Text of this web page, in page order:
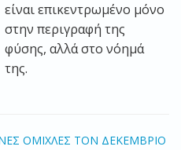
είναι επικεντρωμένο μόνο
στην περιγραφή της
φύσης, αλλά στο νόημά
της.
ΟΜΙΧΛΕΣ ΤΟΝ ΔΕΚΕΜΒΡΙΟ